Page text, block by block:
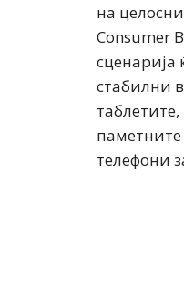
на
Consumer
сценарија
стабилни
телефони